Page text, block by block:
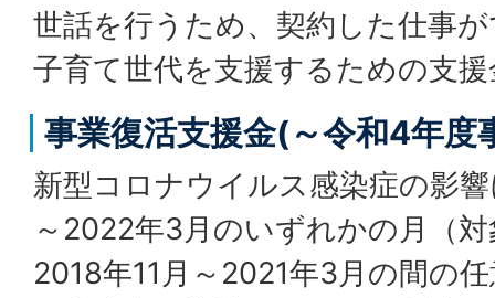
世話を行うため、契約した仕事
子育て世代を支援するための支
事業復活支援金(～令和4年度
新型コロナウイルス感染症の影
～2022年3月のいずれかの月（
2018年11月～2021年3月の間の